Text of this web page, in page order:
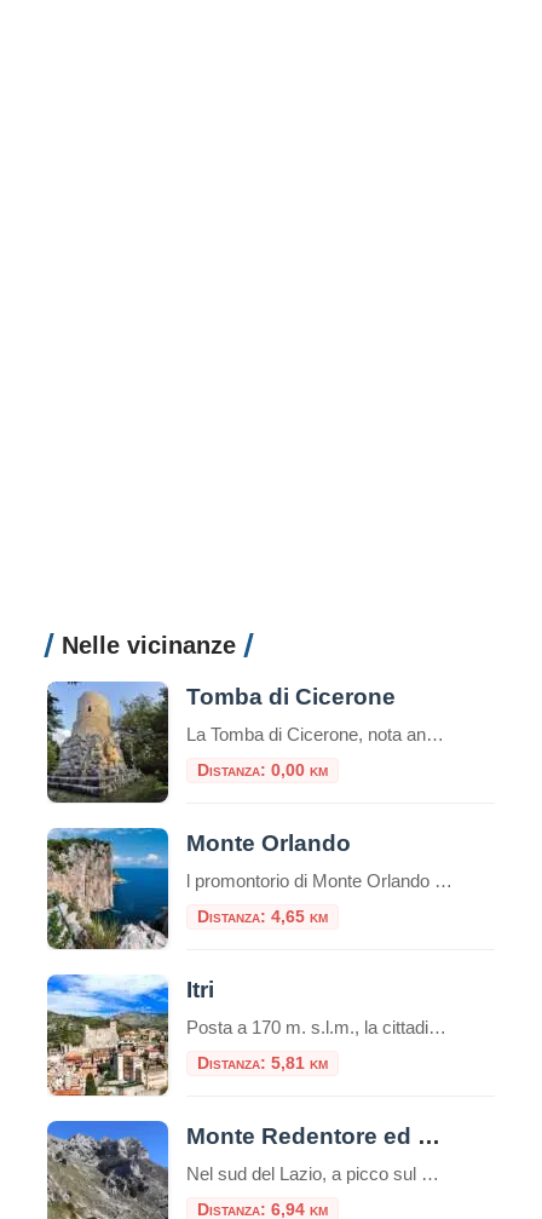
Nelle vicinanze
Tomba di Cicerone
La Tomba di Cicerone, nota anche come Mausoleo di Cicerone o Sepolcro di Cicerone in italiano, è il luogo di sepoltura del famoso oratore e filosofo romano Marco Tullio Cicerone.Cicerone è noto per essere stato uno degli oratori più influenti della Roma antica e una figura di spicco nella politica romana durante gli ultimi anni […]
Distanza: 0,00 km
Monte Orlando
l promontorio di Monte Orlando (171 m) è il prolungamento verso il mare del sistema montuoso degli Aurunci, costituito quasi esclusivamente da calcari meso-cenozoici (190-25 milioni di anni). Nell’area del parco si rinvengono molti fenomeni caratteristici di questi territori come terre rosse, falesie, faglie, grotte, rocce stratificate. In alcuni punti possiamo osservare della terra di […]
Distanza: 4,65 km
Itri
Posta a 170 m. s.l.m., la cittadina di Itri sorge in una caratteristica vallata tra le falde occidentali dei monti Aurunci (passo di San Donato), a soli 8 km dalla costa. Castello di Itri Si trova lungo il percorso della via Appia, tra Fondi (co
Distanza: 5,81 km
Monte Redentore ed Eremo di San Michele
Nel sud del Lazio, a picco sul Golfo di Gaeta, si erge il Monte Redentore, una delle cime più suggestive e panoramiche dei Monti Aurunci. A 1252 metri di altitudine, questa montagna, che in realtà è una spalla del più imponente Monte Altino, offre un’esperienza indimenticabile che unisce trekking, spiritualità e paesaggi mozzafiato, rendendola una […]
Distanza: 6,94 km